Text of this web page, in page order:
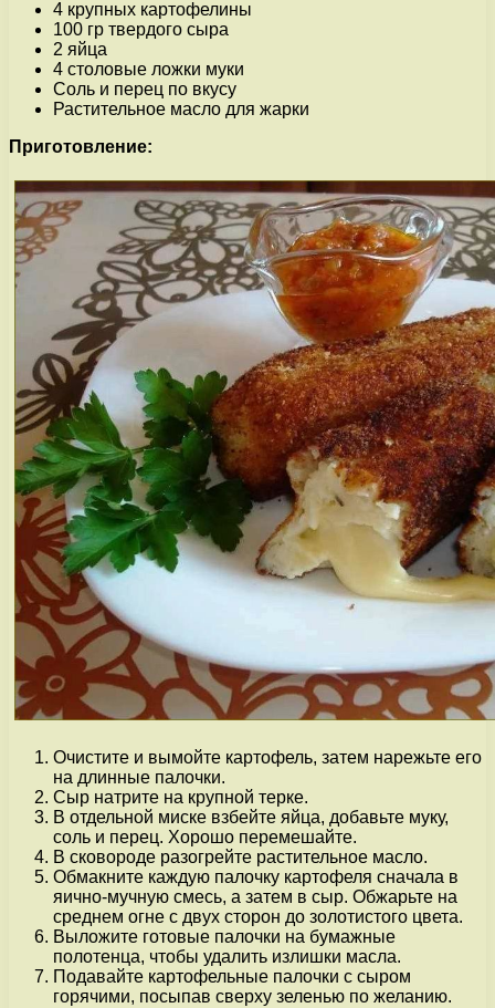
4 крупных картофелины
100 гр твердого сыра
2 яйца
4 столовые ложки муки
Соль и перец по вкусу
Растительное масло для жарки
Приготовление:
Очистите и вымойте картофель, затем нарежьте его
на длинные палочки.
Сыр натрите на крупной терке.
В отдельной миске взбейте яйца, добавьте муку,
соль и перец. Хорошо перемешайте.
В сковороде разогрейте растительное масло.
Обмакните каждую палочку картофеля сначала в
яично-мучную смесь, а затем в сыр. Обжарьте на
среднем огне с двух сторон до золотистого цвета.
Выложите готовые палочки на бумажные
полотенца, чтобы удалить излишки масла.
Подавайте картофельные палочки с сыром
горячими, посыпав сверху зеленью по желанию.